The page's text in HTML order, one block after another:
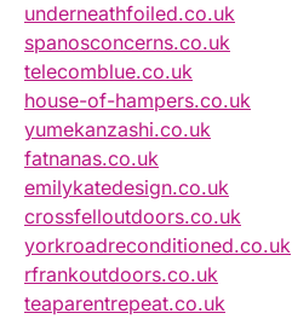
underneathfoiled.co.uk
spanosconcerns.co.uk
telecomblue.co.uk
house-of-hampers.co.uk
yumekanzashi.co.uk
fatnanas.co.uk
emilykatedesign.co.uk
crossfelloutdoors.co.uk
yorkroadreconditioned.co.uk
rfrankoutdoors.co.uk
teaparentrepeat.co.uk